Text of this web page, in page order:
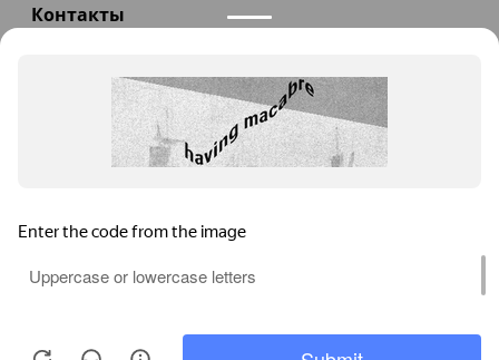
Контакты
info@teploexpert.com
Пн—Сб 09:00 – 18:00
TeploExpert.com © 2008 - 2026 Оборудование для
систем отопления, водоснабжения, канализации